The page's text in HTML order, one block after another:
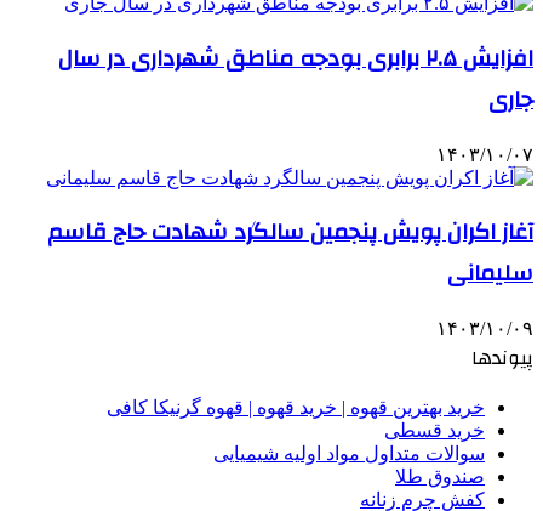
افزایش ۲.۵ برابری بودجه مناطق شهرداری در سال
جاری
۱۴۰۳/۱۰/۰۷
آغاز اکران پویش پنجمین سالگرد شهادت حاج قاسم
سلیمانی
۱۴۰۳/۱۰/۰۹
پیوندها
خرید بهترین قهوه | خرید قهوه | قهوه گرنیکا کافی
خرید قسطی
سوالات متداول مواد اولیه شیمیایی
صندوق طلا
کفش چرم زنانه